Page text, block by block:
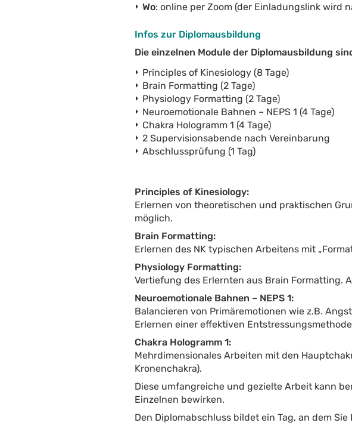
Wo: online per Zoom (der Einladungslink wird
Infos zur Diplomausbildung
Die einzelnen Module der Diplomausbildung
Principles of Kinesiology (8 Tage)
Brain Formatting (2 Tage)
Physiology Formatting (2 Tage)
Neuroemotionale Bahnen – NEPS 1 (4 Tage)
Chakra Hologramm 1 (4 Tage)
2 Supervisionsabende nach Vereinbarung
Abschlussprüfung (1 Tag)
Principles of Kinesiology:
Erlernen von theoretischen und praktischen
möglich.
Brain Formatting:
Erlernen des NK typischen Arbeitens mit
Physiology Formatting:
Vertiefung des Erlernten aus Brain Formatting.
Neuroemotionale Bahnen – NEPS 1:
Balancieren von Primäremotionen wie z.B.
Erlernen einer effektiven
Chakra Hologramm 1:
Mehrdimensionales Arbeiten mit den
Kronenchakra).
Diese umfangreiche und gezielte Arbeit kann
Einzelnen bewirken.
Den Diplomabschluss bildet ein Tag, an dem